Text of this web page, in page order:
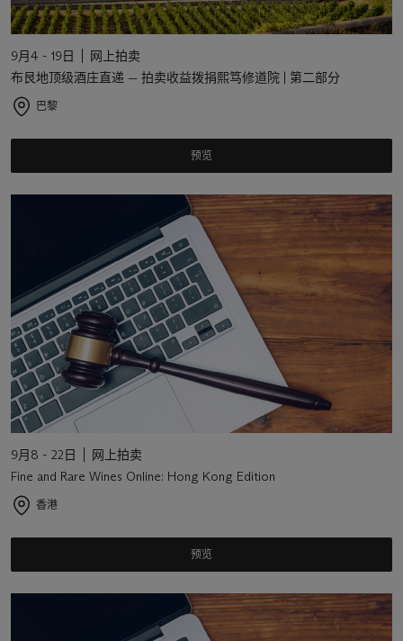
9月4 - 19日
网上拍卖
布艮地顶级酒庄直递 — 拍卖收益拨捐熙笃修道院 | 第二部分
巴黎
预览
9月8 - 22日
网上拍卖
Fine and Rare Wines Online: Hong Kong Edition
香港
预览